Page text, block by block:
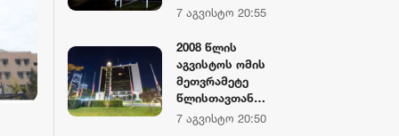
შენობებზე
დროშები
დაშვებულია
7 აგვისტო 20:55
2008 წლის
აგვისტოს ომის
მეთვრამეტე
წლისთავთან
დაკავშირებით,
7 აგვისტო 20:50